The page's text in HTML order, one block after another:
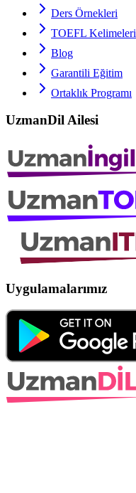
Ders Örnekleri
TOEFL Kelimeleri
Blog
Garantili Eğitim
Ortaklık Programı
UzmanDil Ailesi
Uygulamalarımız